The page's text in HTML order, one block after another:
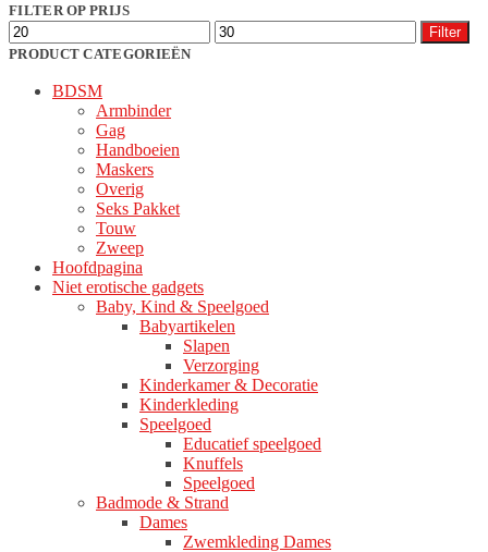
FILTER OP PRIJS
Min.
prijs
Max.
prijs
Filter
PRODUCT CATEGORIEËN
BDSM
Armbinder
Gag
Handboeien
Maskers
Overig
Seks Pakket
Touw
Zweep
Hoofdpagina
Niet erotische gadgets
Baby, Kind & Speelgoed
Babyartikelen
Slapen
Verzorging
Kinderkamer & Decoratie
Kinderkleding
Speelgoed
Educatief speelgoed
Knuffels
Speelgoed
Badmode & Strand
Dames
Zwemkleding Dames